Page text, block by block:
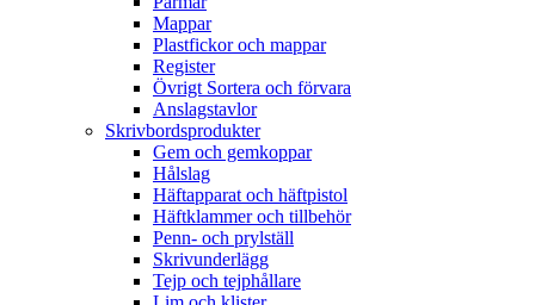
Mappar
Plastfickor och mappar
Register
Övrigt Sortera och förvara
Anslagstavlor
Skrivbordsprodukter
Gem och gemkoppar
Hålslag
Häftapparat och häftpistol
Häftklammer och tillbehör
Penn- och prylställ
Skrivunderlägg
Tejp och tejphållare